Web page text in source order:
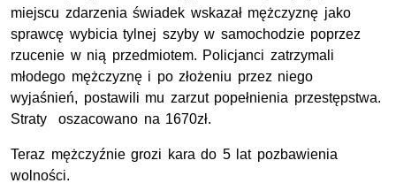
miejscu zdarzenia świadek wskazał mężczyznę jako
sprawcę wybicia tylnej szyby w samochodzie poprzez
rzucenie w nią przedmiotem. Policjanci zatrzymali
młodego mężczyznę i po złożeniu przez niego
wyjaśnień, postawili mu zarzut popełnienia przestępstwa.
Straty oszacowano na 1670zł.
Teraz mężczyźnie grozi kara do 5 lat pozbawienia
wolności.